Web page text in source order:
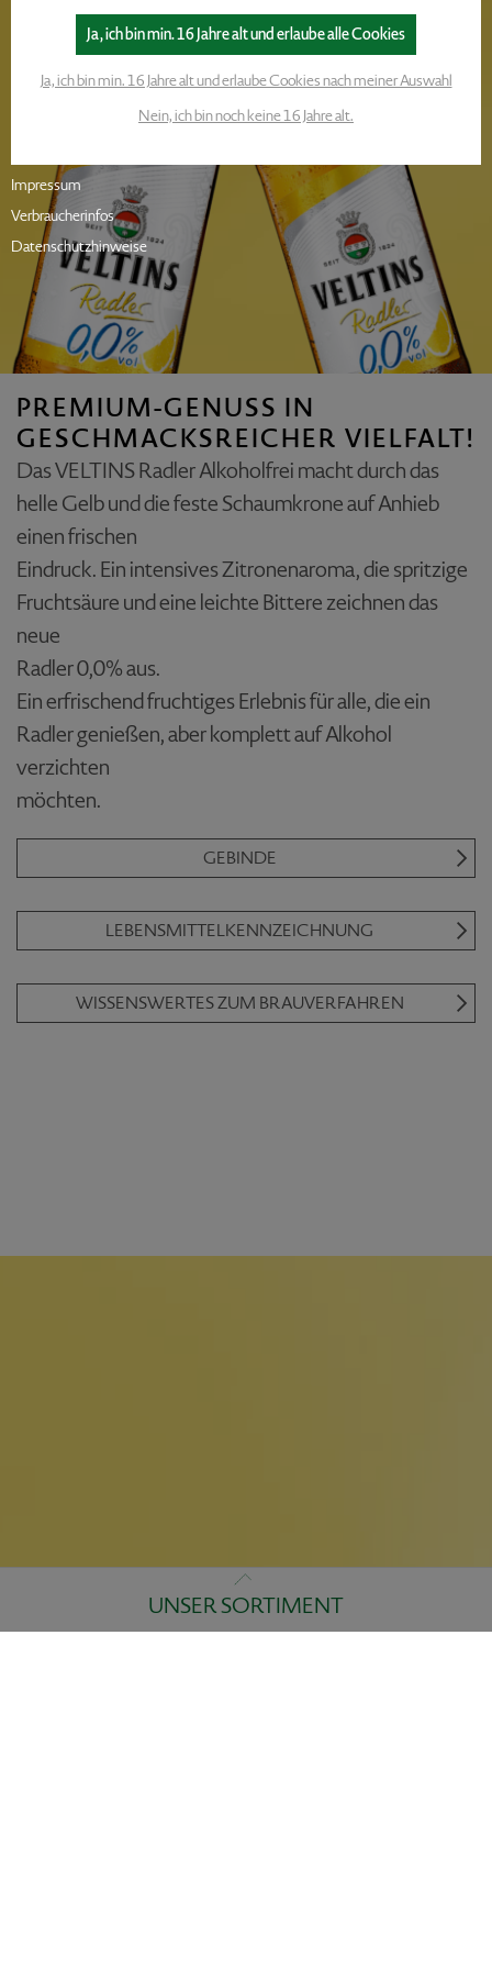
PREMIUM-GENUSS IN
GESCHMACKSREICHER VIELFALT!
Das VELTINS Radler Alkoholfrei macht durch das
helle Gelb und die feste Schaumkrone auf Anhieb
einen frischen
Eindruck. Ein intensives Zitronenaroma, die spritzige
Fruchtsäure und eine leichte Bittere zeichnen das
neue
Radler 0,0% aus.
Ein erfrischend fruchtiges Erlebnis für alle, die ein
Radler genießen, aber komplett auf Alkohol
verzichten
möchten.
GEBINDE
LEBENSMITTELKENNZEICHNUNG
WISSENSWERTES ZUM BRAUVERFAHREN
UNSER SORTIMENT
Ja, ich bin min. 16 Jahre alt und erlaube alle Cookies
Ja, ich bin min. 16 Jahre alt und erlaube Cookies nach meiner Auswahl
Nein, ich bin noch keine 16 Jahre alt.
Impressum
Verbraucherinfos
Datenschutzhinweise